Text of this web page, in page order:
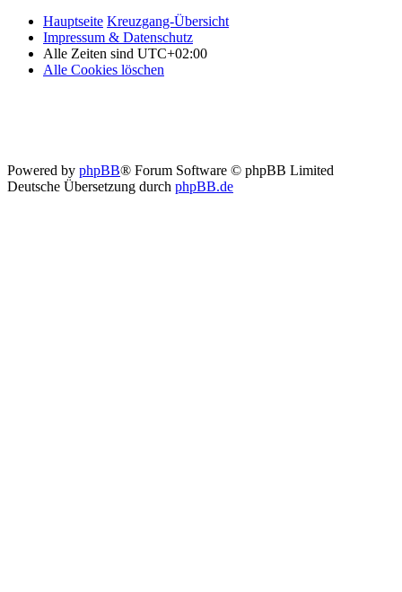
Hauptseite Kreuzgang-Übersicht
Impressum & Datenschutz
Alle Zeiten sind UTC+02:00
Alle Cookies löschen
Powered by phpBB® Forum Software © phpBB Limited
Deutsche Übersetzung durch phpBB.de